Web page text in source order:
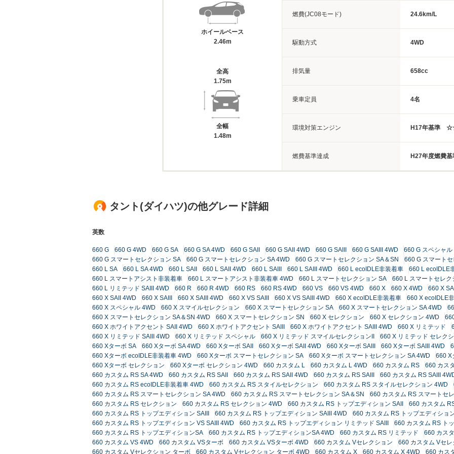
ホイールベース
2.46m
全高
1.75m
全幅
1.48m
燃費(JC08モード) 24.6km/L
駆動方式 4WD
排気量 658cc
乗車定員 4名
環境対策エンジン H17年基準
燃費基準達成 H27年度燃費
タント(ダイハツ)の他グレード詳細
英数
660 G 660 G 4WD 660 G SA 660 G SA 4WD 660 G SAII 660 G SAII 4WD 660 G SAIII 660 G SAIII 4WD 660 G スペシャル
660 G スマートセレクション SA
660 G スマートセレクション SA 4WD 660 G スマートセレクション SA＆SN 660 G スマート
660 L SA
660 L SA 4WD 660 L SAII 660 L SAII 4WD 660 L SAIII 660 L SAIII 4WD 660 L ecoIDLE非装着車
660 L ecoIDLE
660 L スマートアシスト非装着車
660 L スマートアシスト非装着車 4WD 660 L スマートセレクション SA 660 L スマートセレク
660 L リミテッド SAIII 4WD
660 R 660 R 4WD 660 RS 660 RS 4WD 660 VS 660 VS 4WD 660 X 660 X 4WD 660 X SA
660 X SAII 4WD
660 X SAIII 660 X SAIII 4WD 660 X VS SAIII 660 X VS SAIII 4WD 660 X ecoIDLE非装着車 660 X ecoIDLE
660 X スペシャル 4WD
660 X スマイルセレクション 660 X スマートセレクション SA 660 X スマートセレクション SA 4WD
660 X スマートセレクション SA＆SN 4WD
660 X スマートセレクション SN 660 X セレクション 660 X セレクション 4WD
660 X ホワイトアクセント SAII 4WD
660 X ホワイトアクセント SAIII 660 X ホワイトアクセント SAIII 4WD 660 X リミテッド
660 X リミテッド SAIII 4WD
660 X リミテッド スペシャル 660 X リミテッド スマイルセレクションII 660 X リミテッド セレク
660 Xターボ SA
660 Xターボ SA 4WD 660 Xターボ SAII 660 Xターボ SAII 4WD 660 Xターボ SAIII 660 Xターボ SAIII 4WD
660 Xターボ ecoIDLE非装着車 4WD
660 Xターボ スマートセレクション SA 660 Xターボ スマートセレクション SA 4WD
660 X
660 Xターボ セレクション
660 Xターボ セレクション 4WD 660 カスタム L 660 カスタム L 4WD 660 カスタム RS 660 カス
660 カスタム RS SA 4WD
660 カスタム RS SAII 660 カスタム RS SAII 4WD 660 カスタム RS SAIII 660 カスタム RS SAIII
660 カスタム RS ecoIDLE非装着車 4WD
660 カスタム RS スタイルセレクション 660 カスタム RS スタイルセレクション 4WD
660 カスタム RS スマートセレクション SA 4WD
660 カスタム RS スマートセレクション SA＆SN
660 カスタム RS スマートセ
660 カスタム RS セレクション
660 カスタム RS セレクション 4WD 660 カスタム RS トップエディション SAII
660 カスタム
660 カスタム RS トップエディション SAIII
660 カスタム RS トップエディション SAIII 4WD
660 カスタム RS トップエディション
660 カスタム RS トップエディション VS SAIII 4WD
660 カスタム RS トップエディション リミテッド SAIII
660 カスタム RS ト
660 カスタム RS トップエディションSA
660 カスタム RS トップエディションSA 4WD 660 カスタム RS リミテッド 660 カス
660 カスタム VS 4WD
660 カスタム VSターボ 660 カスタム VSターボ 4WD 660 カスタム Vセレクション
660 カスタム Vセ
660 カスタム Vセレクション ターボ
660 カスタム Vセレクション ターボ 4WD 660 カスタム X 660 カスタム X 4WD 660 カス